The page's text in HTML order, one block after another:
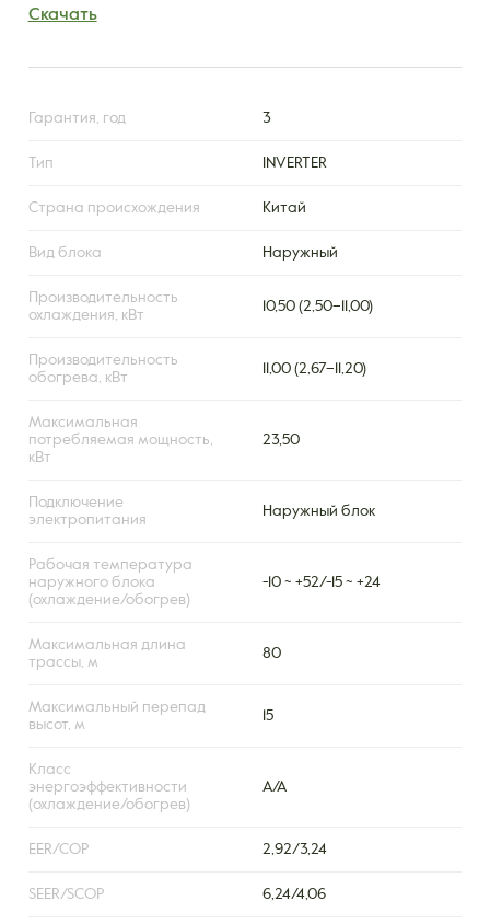
Скачать
Гарантия, год 3
Тип INVERTER
Страна происхождения Китай
Вид блока Наружный
Производительность
охлаждения, кВт
10,50 (2,50–11,00)
Производительность
обогрева, кВт
11,00 (2,67–11,20)
Максимальная
потребляемая мощность,
кВт
23,50
Подключение
электропитания
Наружный блок
Рабочая температура
наружного блока
(охлаждение/обогрев)
-10 ~ +52/-15 ~ +24
Максимальная длина
трассы, м
80
Максимальный перепад
высот, м
15
Класс
энергоэффективности
(охлаждение/обогрев)
А/А
EER/COP 2,92/3,24
SEER/SCOP 6,24/4,06